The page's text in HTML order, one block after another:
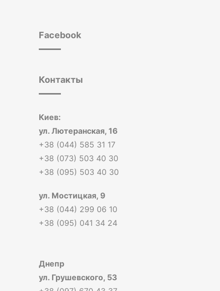
Facebook
Контакты
Киев:
ул. Лютеранская, 16
+38 (044) 585 31 17
+38 (073) 503 40 30
+38 (095) 503 40 30
ул. Мостицкая, 9
+38 (044) 299 06 10
+38 (095) 041 34 24
Днепр
ул. Грушевского, 53